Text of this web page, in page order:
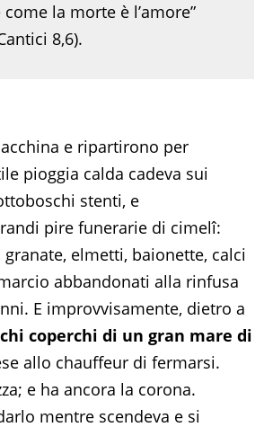
la morte è l’amore”
8,6).
e ripartirono per
pioggia calda cadeva sui
stenti, e
pire funerarie di cimelî:
elmetti, baionette, calci
abbandonati alla rinfusa
E improvvisamente, dietro a
coperchi di un gran mare di
allo chauffeur di fermarsi.
e ha ancora la corona.
mentre scendeva e si